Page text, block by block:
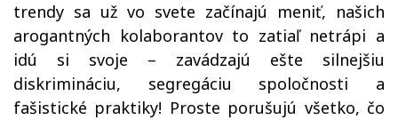
trendy sa už vo svete začínajú meniť, našich
arogantných kolaborantov to zatiaľ netrápi a
idú si svoje – zavádzajú ešte silnejšiu
diskrimináciu, segregáciu spoločnosti a
fašistické praktiky! Proste porušujú všetko, čo